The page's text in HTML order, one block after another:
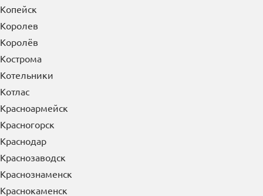
Копейск
Королев
Королёв
Кострома
Котельники
Котлас
Красноармейск
Красногорск
Краснодар
Краснозаводск
Краснознаменск
Краснокаменск